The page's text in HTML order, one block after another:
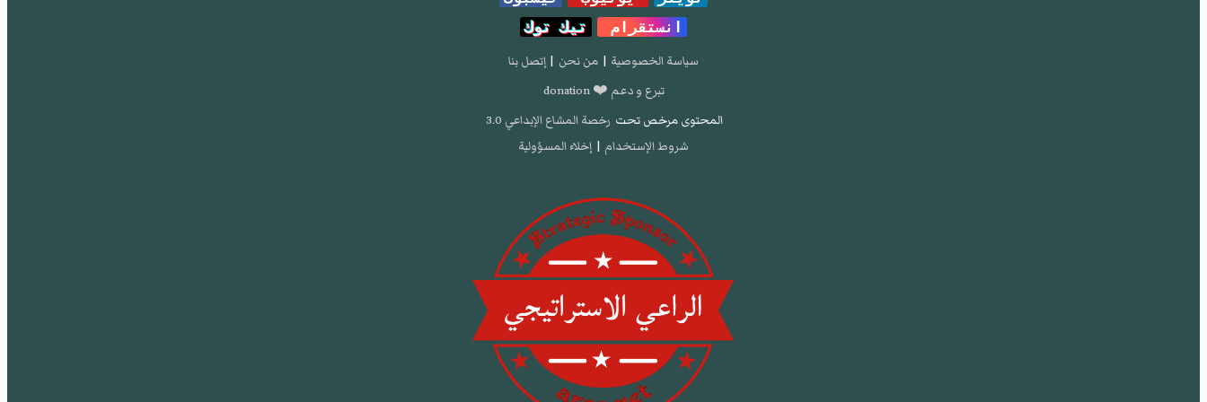
انستقرام
تيك توك
سياسة الخصوصية | من نحن | إتصل بنا
تبرع و دعم ❤️ donation
المحتوى مرخص تحت رخصة المشاع الإبداعي 3.0
شروط الإستخدام | إخلاء المسؤولية